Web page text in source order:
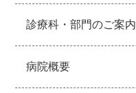
診療科・部門のご案内
病院概要